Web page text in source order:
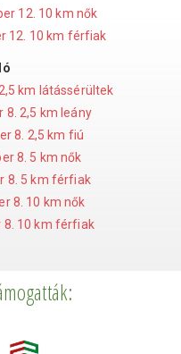
12. 10 km nők
12. 10 km férfiak
km látássérültek
8. 2,5 km leány
8. 2,5 km fiú
8. 5 km nők
8. 5 km férfiak
8. 10 km nők
8. 10 km férfiak